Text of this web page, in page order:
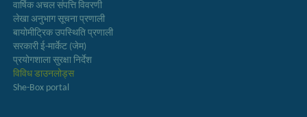
वार्षिक अचल संपत्ति विवरणी
लेखा अनुभाग सूचना प्रणाली
बायोमीट्रिक उपस्थिति प्रणाली
सरकारी ई-मार्केट (जेम)
प्रयोगशाला सुरक्षा निर्देश
विविध डाउनलोड्स
She-Box portal